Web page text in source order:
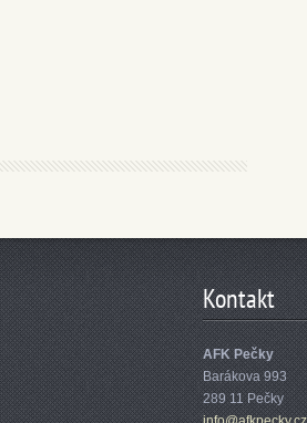
Kontakt
AFK Pečky
Barákova 993
289 11 Pečky